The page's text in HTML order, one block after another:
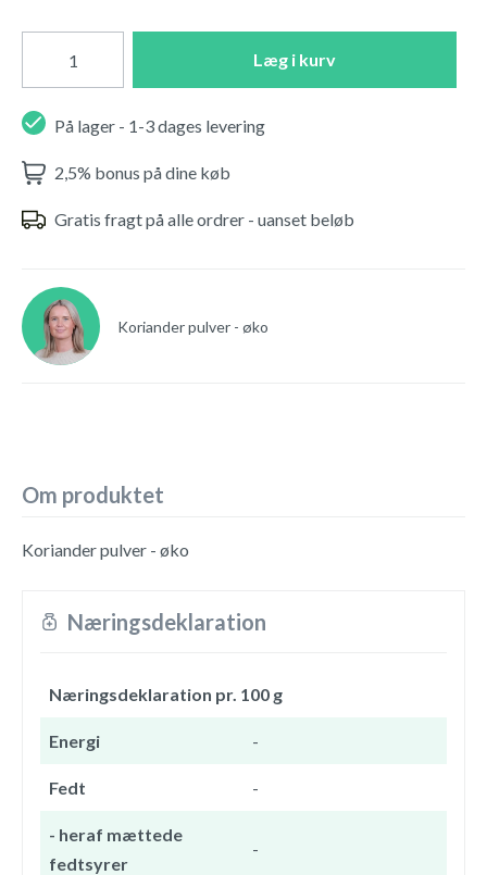
Læg i kurv
På lager - 1-3 dages levering
2,5% bonus på dine køb
Gratis fragt på alle ordrer - uanset beløb
Koriander pulver - øko
Om produktet
Koriander pulver - øko
Næringsdeklaration
Næringsdeklaration pr. 100 g
Energi -
Fedt -
- heraf mættede
fedtsyrer
-